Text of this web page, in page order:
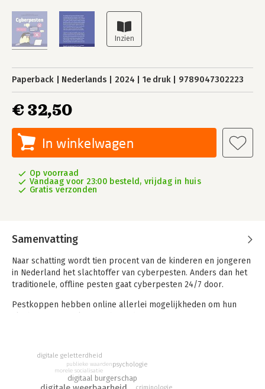
Paperback Nederlands 2024 1e druk 9789047302223
€ 32,50
In winkelwagen
Op voorraad
Vandaag voor 23:00 besteld, vrijdag in huis
Gratis verzonden
Samenvatting
Naar schatting wordt tien procent van de kinderen en jongeren
in Nederland het slachtoffer van cyberpesten. Anders dan het
traditionele, offline pesten gaat cyberpesten 24/7 door.
Pestkoppen hebben online allerlei mogelijkheden om hun
media kan er een digitale stortvloed aan negatieve berichten
over slachtoffers loskomen. Cyberpesten lijkt daarmee zelfs
stevigere gevolgen te hebben dan offline pesten. Op de lange
digitaal burgerschap
morele socialisatie
publieke waardenpsychologie
criminologie
digitale geletterdheid